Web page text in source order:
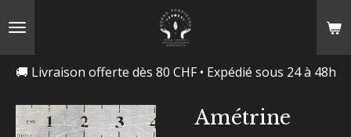
🚚 Livraison offerte dès 80 CHF • Expédié sous 24 à 48h
Amétrine